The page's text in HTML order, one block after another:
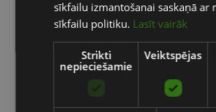
sīkfailu izmantošanai saskaņā ar
sīkfailu politiku. Lasīt vairāk
Strikti
nepieciešamie
Veiktspējas